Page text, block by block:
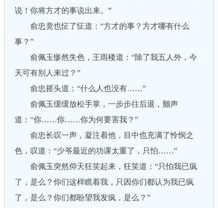
说！你将方才的事说出来。”
俞忠竟也怔了怔道：“方才的事？方才哪有什么
事？”
俞佩玉惨然失色，王雨楼道：“除了我五人外，今
天可有别人来过？”
俞忠摇头道：“什么人也没有……”
俞佩玉缓缓放松手掌，一步步往后退，颤声
道：“你……你……你为何要害我？”
俞忠长叹一声，凝注着他，目中也充满了怜悯之
色，叹道：“少爷最近的功课太重了，只怕……”
俞佩玉突然仰天狂笑起来，狂笑道：“只怕我已疯
了，是么？你们这样瞧着我，只因你们都认为我已疯
了，是么？你们都盼望我发疯，是么？”